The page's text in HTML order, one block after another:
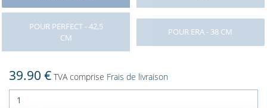
POUR PERFECT - 42,5
CM
POUR ERA - 38 CM
39.90 € TVA comprise Frais de livraison